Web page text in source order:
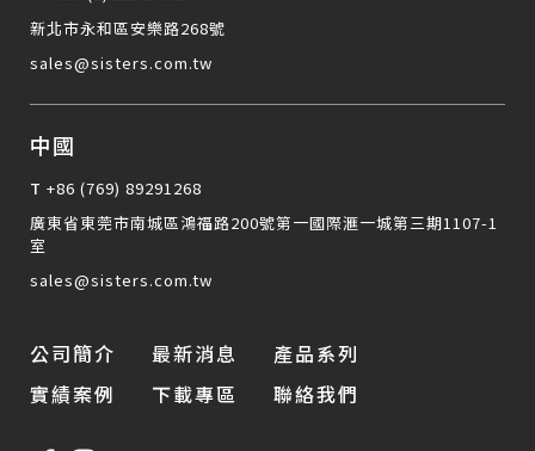
新北市永和區安樂路268號
sales@sisters.com.tw
中國
T +86 (769) 89291268
廣東省東莞市南城區鴻福路200號第一國際滙一城第三期1107-1
室
sales@sisters.com.tw
公司簡介 最新消息
產品系列
實績案例
下載專區 聯絡我們